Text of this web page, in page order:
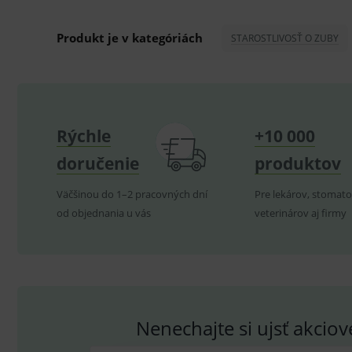
Produkt je v kategóriách STAROSTLIVOSŤ O ZUBY
Rýchle
doručenie
Väčšinou do 1–2 pracovných dní
od objednania u vás
+10 000
produktov
Pre lekárov,
veterinárov aj firmy
Nenechajte si ujsť
CookieScriptConsent
193359858-4
_ga
_gcl_au
test_cookie
IDE